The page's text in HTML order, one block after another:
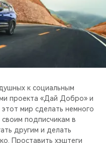
к социальным
проекта «Дай Добро» и
мир сделать немного
подписчикам в
другим и делать
Проставить хэштеги